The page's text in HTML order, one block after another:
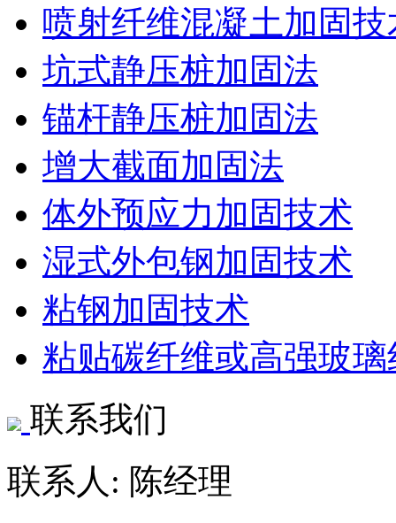
喷射纤维混凝土加固技
坑式静压桩加固法
锚杆静压桩加固法
增大截面加固法
体外预应力加固技术
湿式外包钢加固技术
粘钢加固技术
粘贴碳纤维或高强玻
联系我们
联系人: 陈经理